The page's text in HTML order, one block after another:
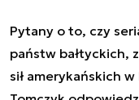
Pytany o to, czy
państw bałtyckich,
sił amerykańskich